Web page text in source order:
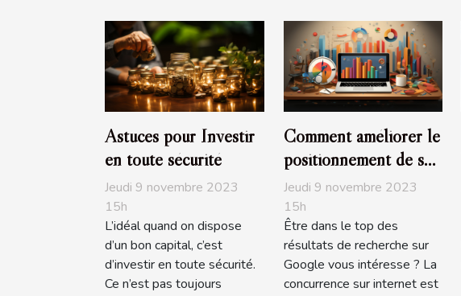
Astuces pour Investir
en toute sécurité
Jeudi 9 novembre 2023
15h
L’idéal quand on dispose
d’un bon capital, c’est
d’investir en toute sécurité.
Ce n’est pas toujours
Comment améliorer le
positionnement de son
site sur Google ?
Jeudi 9 novembre 2023
15h
Être dans le top des
résultats de recherche sur
Google vous intéresse ? La
concurrence sur internet est